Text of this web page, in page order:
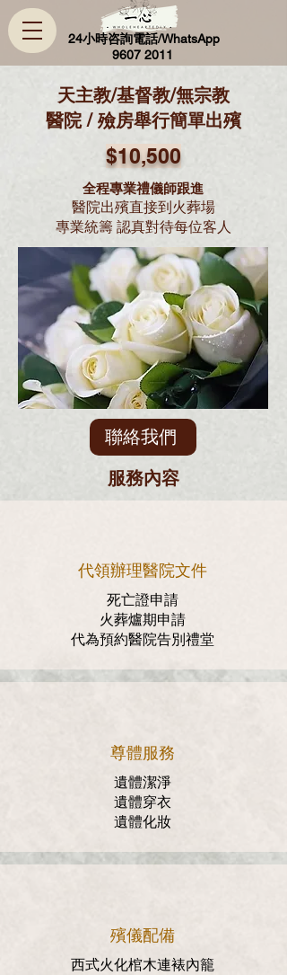
​ 24小時咨詢電話/WhatsApp
9607 2011
天主教/基督教/無宗教
醫院 / 殮房舉行簡單出殯
$10,500
全程專業禮儀師跟進
醫院出殯直接到火葬場
專業統籌 認真對待每位客人
聯絡我們
服務內容
代領辦理醫院文件
死亡證申請
火葬爐期申請
代為預約醫院告別禮堂
尊體服務
遺體潔淨
遺體穿衣
遺體化妝
殯儀配備
西式火化棺木連裱內籠